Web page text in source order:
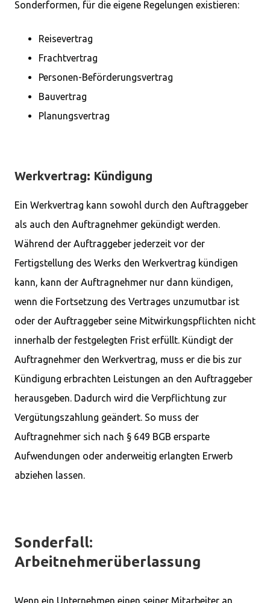
Sonderformen, für die eigene Regelungen existieren:
Reisevertrag
Frachtvertrag
Personen-Beförderungsvertrag
Bauvertrag
Planungsvertrag
Werkvertrag: Kündigung
Ein Werkvertrag kann sowohl durch den Auftraggeber
als auch den Auftragnehmer gekündigt werden.
Während der Auftraggeber jederzeit vor der
Fertigstellung des Werks den Werkvertrag kündigen
kann, kann der Auftragnehmer nur dann kündigen,
wenn die Fortsetzung des Vertrages unzumutbar ist
oder der Auftraggeber seine Mitwirkungspflichten nicht
innerhalb der festgelegten Frist erfüllt. Kündigt der
Auftragnehmer den Werkvertrag, muss er die bis zur
Kündigung erbrachten Leistungen an den Auftraggeber
herausgeben. Dadurch wird die Verpflichtung zur
Vergütungszahlung geändert. So muss der
Auftragnehmer sich nach § 649 BGB ersparte
Aufwendungen oder anderweitig erlangten Erwerb
abziehen lassen.
Sonderfall:
Arbeitnehmerüberlassung
Wenn ein Unternehmen einen seiner Mitarbeiter an